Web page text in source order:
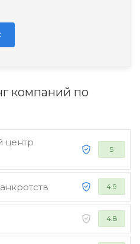
компаний по
центр
5
4.9
4.8